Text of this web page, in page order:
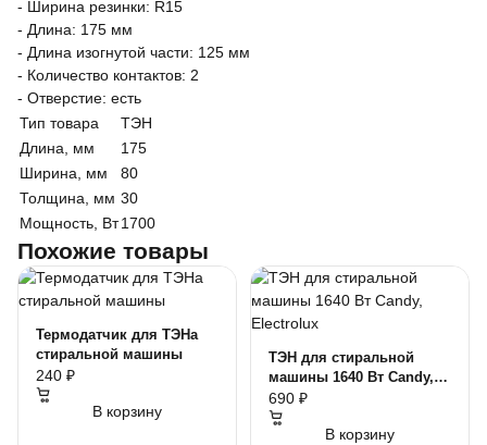
- Ширина резинки: R15
- Длина: 175 мм
- Длина изогнутой части: 125 мм
- Количество контактов: 2
- Отверстие: есть
Тип товара
ТЭН
Длина, мм
175
Ширина, мм
80
Толщина, мм 30
Мощность, Вт1700
Похожие товары
Термодатчик для ТЭНа
стиральной машины
240 ₽
В корзину
ТЭН для стиральной
машины 1640 Вт Candy,
Electrolux
690 ₽
В корзину